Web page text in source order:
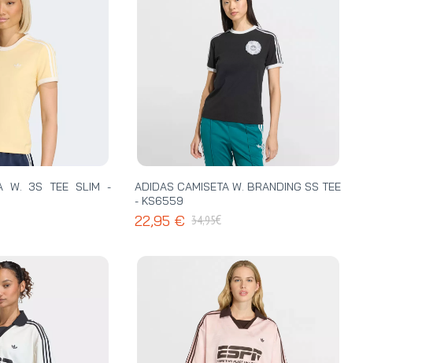
W. 3S TEE SLIM -
ADIDAS CAMISETA W. BRANDING SS TEE
- KS6559
22,95 € 34,95€